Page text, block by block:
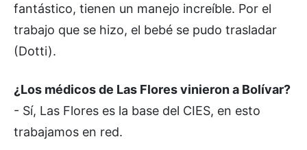
fantástico, tienen un manejo increíble. Por el
trabajo que se hizo, el bebé se pudo trasladar
(Dotti).
¿Los médicos de Las Flores vinieron a Bolívar?
- Sí, Las Flores es la base del CIES, en esto
trabajamos en red.